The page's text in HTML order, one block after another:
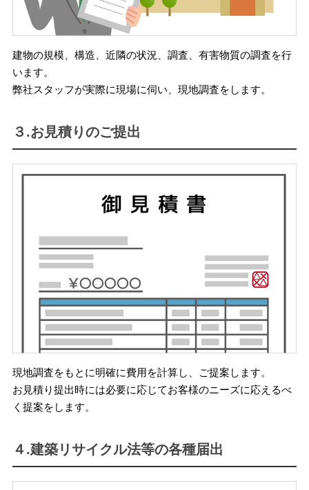
建物の規模、構造、近隣の状況、調査、有害物質の調査を行
います。
弊社スタッフが実際に現場に伺い、現地調査をします。
３.お見積りのご提出
現地調査をもとに明確に費用を計算し、ご提案します。
お見積り提出時には必要に応じてお客様のニーズに応えるべ
く提案をします。
４.建築リサイクル法等の各種届出